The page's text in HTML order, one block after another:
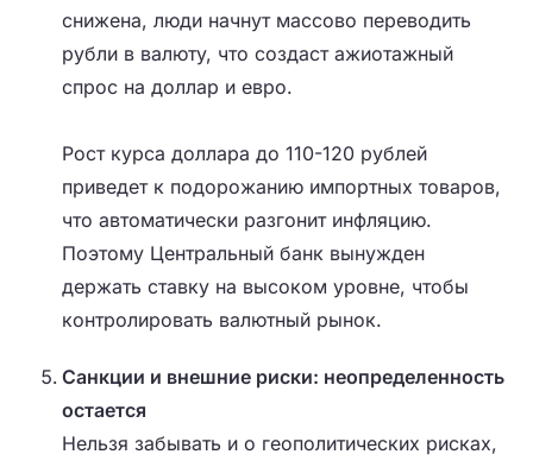
снижена, люди начнут массово переводить
рубли в валюту, что создаст ажиотажный
спрос на доллар и евро.
Рост курса доллара до 110-120 рублей
приведет к подорожанию импортных товаров,
что автоматически разгонит инфляцию.
Поэтому Центральный банк вынужден
держать ставку на высоком уровне, чтобы
контролировать валютный рынок.
Санкции и внешние риски: неопределенность
остается
Нельзя забывать и о геополитических рисках,